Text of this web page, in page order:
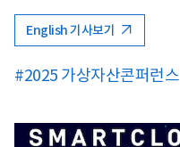
English 기사보기
#2025 가상자산콘퍼런스